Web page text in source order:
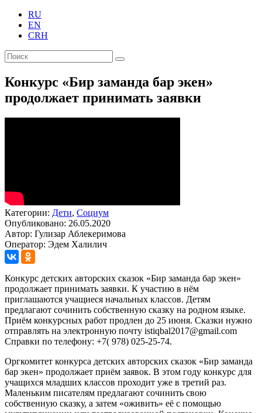
RU
EN
CRH
Конкурс «Бир заманда бар экен»
продолжает принимать заявки
Категории: Дети, Социум
Опубликовано: 26.05.2020
Автор: Гулизар Аблекеримова
Оператор: Эдем Халилич
Конкурс детских авторских сказок «Бир заманда бар экен»
продолжает принимать заявки. К участию в нём
приглашаются учащиеся начальных классов. Детям
предлагают сочинить собственную сказку на родном языке.
Приём конкурсных работ продлен до 25 июня. Сказки нужно
отправлять на электронную почту istiqbal2017@gmail.com
Справки по телефону: +7( 978) 025-25-74.
Оргкомитет конкурса детских авторских сказок «Бир заманда
бар экен» продолжает приём заявок. В этом году конкурс для
учащихся младших классов проходит уже в третий раз.
Маленьким писателям предлагают сочинить свою
собственную сказку, а затем «оживить» её с помощью